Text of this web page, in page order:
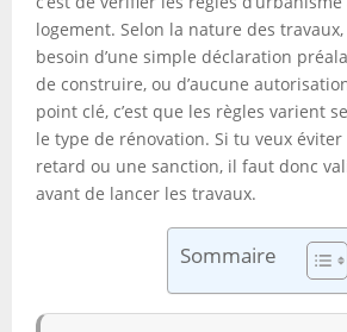
logement. Selon la nature des
besoin d’une simple déclaration
de construire, ou d’aucune
point clé, c’est que les règles varient
le type de rénovation. Si tu veux
retard ou une sanction, il faut donc
avant de lancer les travaux.
Sommaire